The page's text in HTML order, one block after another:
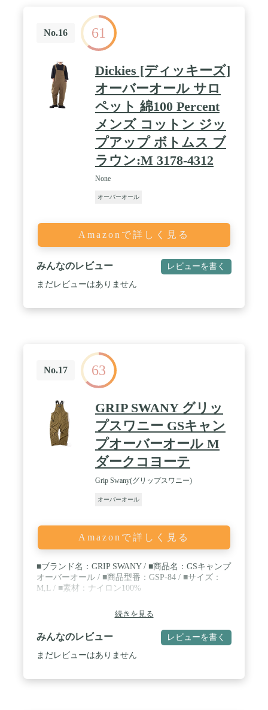
No.16 61
Dickies [ディッキーズ]
オーバーオール サロ
ペット 綿100 Percent
メンズ コットン ジッ
プアップ ボトムス ブ
ラウン:M 3178-4312
None
オーバーオール
Amazonで詳しく見る
みんなのレビュー レビューを書く
まだレビューはありません
No.17 63
GRIP SWANY グリッ
プスワニー GSキャン
プオーバーオール M
ダークコヨーテ
Grip Swany(グリップスワニー)
オーバーオール
Amazonで詳しく見る
■ブランド名：GRIP SWANY / ■商品名：GSキャンプ
オーバーオール / ■商品型番：GSP-84 / ■サイズ：
M,L / ■素材：ナイロン100%
続きを見る
みんなのレビュー レビューを書く
まだレビューはありません